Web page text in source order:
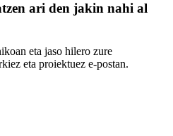
ari den jakin nahi al
eta jaso hilero zure
eta proiektuez e-postan.